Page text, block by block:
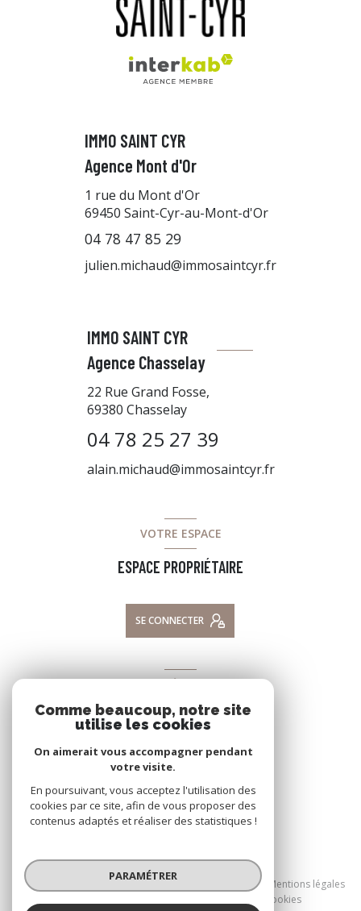
IMMO SAINT CYR
Agence Mont d'Or
1 rue du Mont d'Or
69450 Saint-Cyr-au-Mont-d'Or
04 78 47 85 29
julien.michaud@immosaintcyr.fr
IMMO SAINT CYR
Agence Chasselay
22 Rue Grand Fosse,
69380 Chasselay
04 78 25 27 39
alain.michaud@immosaintcyr.fr
VOTRE ESPACE
ESPACE PROPRIÉTAIRE
SE CONNECTER
NOUS ADHÉRONS
© 2026 | Tous droits réservés
Nos honoraires
Nos partenaires
Mentions légales
Cookies
Comme beaucoup, notre site
utilise les cookies
On aimerait vous accompagner pendant
votre visite.
En poursuivant, vous acceptez l'utilisation des
cookies par ce site, afin de vous proposer des
contenus adaptés et réaliser des statistiques !
PARAMÉTRER